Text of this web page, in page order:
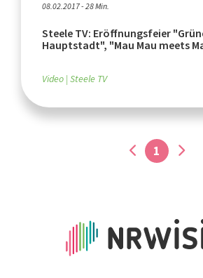
08.02.2017 - 28 Min.
Steele TV: Eröffnungsfeier
Hauptstadt", "Mau Mau meets
Video Steele TV
1